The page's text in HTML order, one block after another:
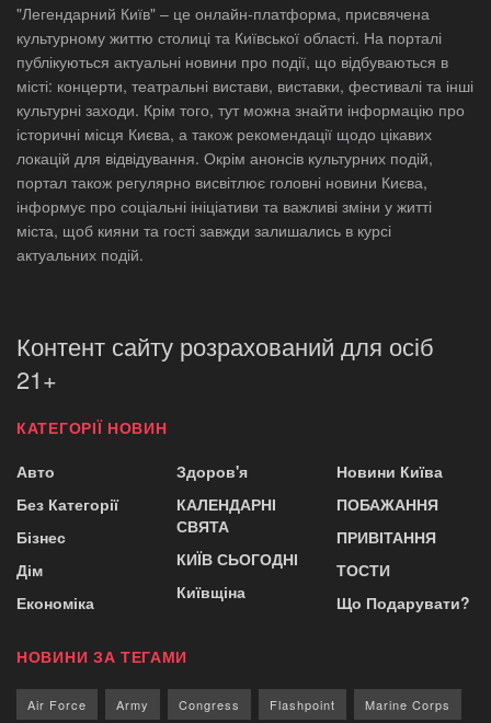
"Легендарний Київ" – це онлайн-платформа, присвячена
культурному життю столиці та Київської області. На порталі
публікуються актуальні новини про події, що відбуваються в
місті: концерти, театральні вистави, виставки, фестивалі та інші
культурні заходи. Крім того, тут можна знайти інформацію про
історичні місця Києва, а також рекомендації щодо цікавих
локацій для відвідування. Окрім анонсів культурних подій,
портал також регулярно висвітлює головні новини Києва,
інформує про соціальні ініціативи та важливі зміни у житті
міста, щоб кияни та гості завжди залишались в курсі
актуальних подій.
Контент сайту розрахований для осіб
21+
КАТЕГОРІЇ НОВИН
Авто
Без Категорії
Бізнес
Дім
Економіка
Здоров'я
КАЛЕНДАРНІ
СВЯТА
КИЇВ СЬОГОДНІ
Київщіна
Новини Київа
ПОБАЖАННЯ
ПРИВІТАННЯ
ТОСТИ
Що Подарувати?
НОВИНИ ЗА ТЕГАМИ
Air Force Army Congress Flashpoint Marine Corps